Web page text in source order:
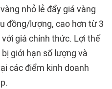
nhỏ lẻ đẩy giá vàng
đồng/lượng, cao hơn từ 3
giá chính thức. Lợi thế
giới hạn số lượng và
các điểm kinh doanh